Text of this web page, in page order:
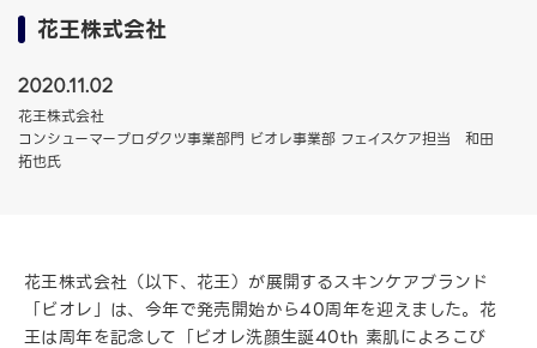
花王株式会社
2020.11.02
花王株式会社
コンシューマープロダクツ事業部門 ビオレ事業部 フェイスケア担当 和田
拓也氏
花王株式会社（以下、花王）が展開するスキンケアブランド
「ビオレ」は、今年で発売開始から40周年を迎えました。花
王は周年を記念して「ビオレ洗顔生誕40th 素肌によろこび